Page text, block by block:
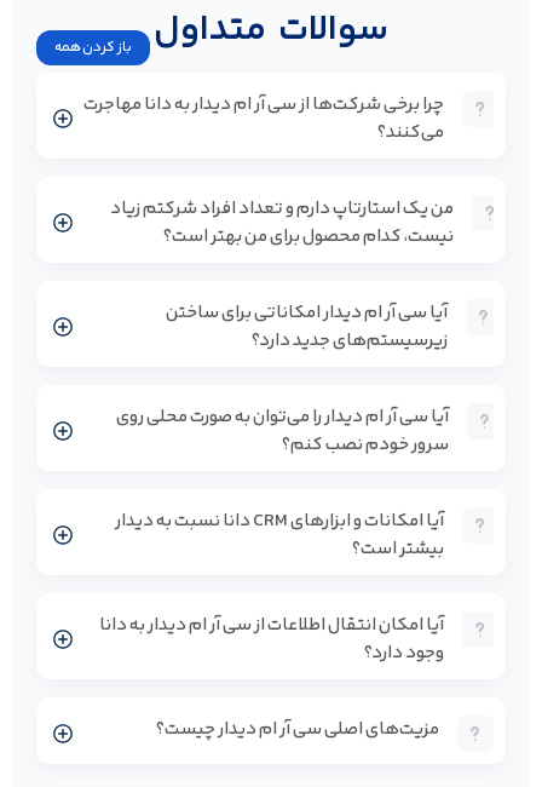
سوالات متداول باز کردن همه
چرا برخی شرکت‌ها از سی آر ام دیدار به دانا مهاجرت
می‌کنند؟
من یک استارتاپ دارم و تعداد افراد شرکتم زیاد
نیست، کدام محصول برای من بهتر است؟
آیا سی آر ام دیدار امکاناتی برای ساختن
زیرسیستم‌های جدید دارد؟
آیا سی آر ام دیدار را می‌توان به صورت محلی روی
سرور خودم نصب کنم؟
آیا امکانات و ابزارهای CRM دانا نسبت به دیدار
بیشتر است؟
آیا امکان انتقال اطلاعات از سی آر ام دیدار به دانا
وجود دارد؟
مزیت‌های اصلی سی آر ام دیدار چیست؟